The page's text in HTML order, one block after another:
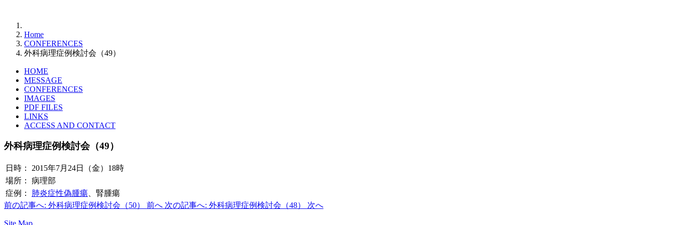
Home
CONFERENCES
外科病理症例検討会（49）
HOME
MESSAGE
CONFERENCES
IMAGES
PDF FILES
LINKS
ACCESS AND CONTACT
外科病理症例検討会（49）
日時：
2015年7月24日（金）18時
場所：
病理部
症例：
肺炎症性偽腫瘍、腎腫瘍
前の記事へ: 外科病理症例検討会（50） 前へ 次の記事へ: 外科病理症例検討会（48） 次へ